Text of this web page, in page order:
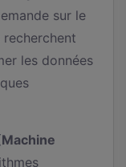
sur le
les données